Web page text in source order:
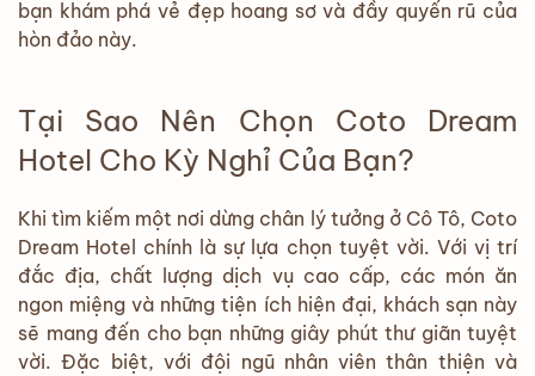
bạn khám phá vẻ đẹp hoang sơ và đầy quyến rũ của
hòn đảo này.
Tại Sao Nên Chọn Coto Dream
Hotel Cho Kỳ Nghỉ Của Bạn?
Khi tìm kiếm một nơi dừng chân lý tưởng ở Cô Tô, Coto
Dream Hotel chính là sự lựa chọn tuyệt vời. Với vị trí
đắc địa, chất lượng dịch vụ cao cấp, các món ăn
ngon miệng và những tiện ích hiện đại, khách sạn này
sẽ mang đến cho bạn những giây phút thư giãn tuyệt
vời. Đặc biệt, với đội ngũ nhân viên thân thiện và